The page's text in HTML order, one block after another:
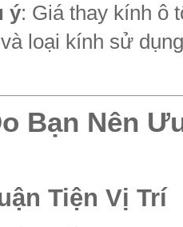
ý: Giá thay kính ô
loại kính sử
Bạn Nên
Tiện Vị Trí